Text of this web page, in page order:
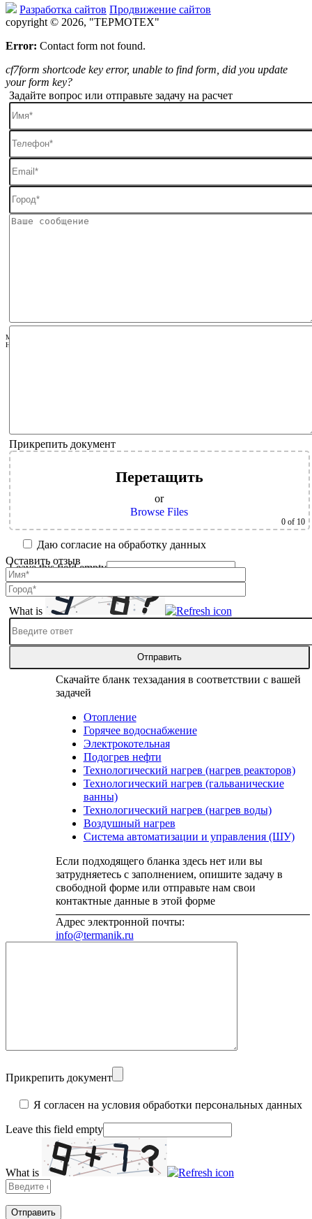
MANUFACTURER OF INDUSTRIAL INDUCTION BOILERS AND ELECTRIC BOILERS FOR
HEATING AND DHW
Разработка сайтов Продвижение сайтов
copyright © 2026, "ТЕРМОТЕХ"
Error: Contact form not found.
cf7form shortcode key error, unable to find form, did you update
your form key?
Задайте вопрос или отправьте задачу на расчет
Прикрепить документ
Перетащить
or
Browse Files
0of 10
Даю согласие на обработку данных
Leave this field empty
What is
Solve
the
math
Скачайте бланк техзадания в соответствии с вашей
задачей
Отопление
Горячее водоснабжение
Электрокотельная
Подогрев нефти
Технологический нагрев (нагрев реакторов)
Технологический нагрев (гальванические
ванны)
Технологический нагрев (нагрев воды)
Воздушный нагрев
Система автоматизации и управления (ШУ)
Если подходящего бланка здесь нет или вы
затрудняетесь с заполнением, опишите задачу в
свободной форме или отправьте нам свои
контактные данные в этой форме
Адрес электронной почты:
info@termanik.ru
Оставить отзыв
Прикрепить документ
Я согласен на условия обработки персональных данных
Leave this field empty
What is
Solve
math